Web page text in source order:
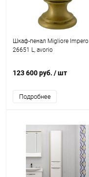
Шкаф-пенал Migliore Impero
26651 L, avorio
123 600 руб. / шт
Подробнее